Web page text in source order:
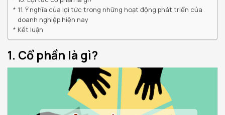
11. Ý nghĩa của lợi tức trong những hoạt động phát triển của
doanh nghiệp hiện nay
Kết luận
1. Cổ phần là gì?